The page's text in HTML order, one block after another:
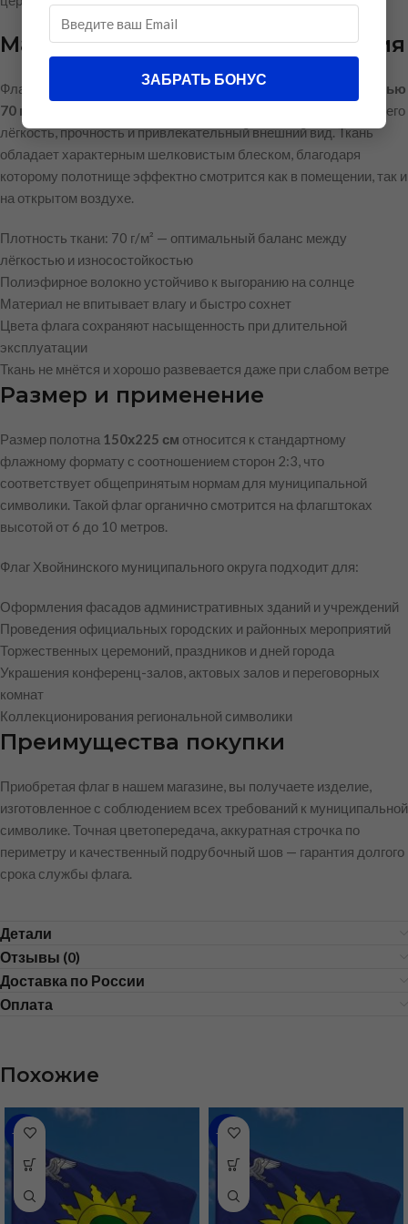
Материал и качество исполнения
Флаг изготовлен из
полиэфирного шелка тафетта плотностью
70 г/м²
— современного синтетического материала, сочетающего
лёгкость, прочность и привлекательный внешний вид. Ткань
обладает характерным шелковистым блеском, благодаря
которому полотнище эффектно смотрится как в помещении, так и
на открытом воздухе.
Плотность ткани: 70 г/м² — оптимальный баланс между
лёгкостью и износостойкостью
Полиэфирное волокно устойчиво к выгоранию на солнце
Материал не впитывает влагу и быстро сохнет
Цвета флага сохраняют насыщенность при длительной
эксплуатации
Ткань не мнётся и хорошо развевается даже при слабом ветре
Размер и применение
Размер полотна 150х225 см относится к стандартному
флажному формату с соотношением сторон 2:3, что
соответствует общепринятым нормам для муниципальной
символики. Такой флаг органично смотрится на флагштоках
высотой от 6 до 10 метров.
Флаг Хвойнинского муниципального округа подходит для:
Оформления фасадов административных зданий и учреждений
Проведения официальных городских и районных мероприятий
Торжественных церемоний, праздников и дней города
Украшения конференц-залов, актовых залов и переговорных
комнат
Коллекционирования региональной символики
Преимущества покупки
Приобретая флаг в нашем магазине, вы получаете изделие,
изготовленное с соблюдением всех требований к муниципальной
символике. Точная цветопередача, аккуратная строчка по
периметру и качественный подрубочный шов — гарантия долгого
срока службы флага.
Детали
Отзывы (0)
Доставка по России
Оплата
Похожие
-48% -36%
ЗАБРАТЬ БОНУС